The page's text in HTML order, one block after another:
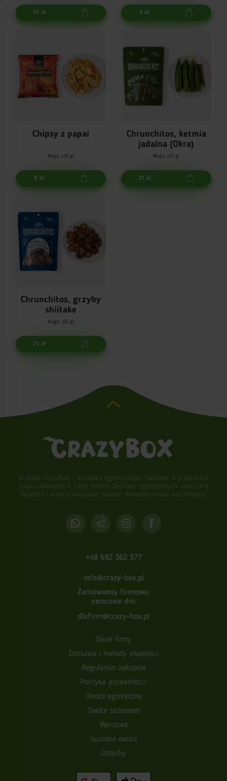
31 zł 5 zł
Chipsy z papai
Waga: (40 g)
9 zł
Chrunchitos, ketmia
jadalna (Okra)
Waga: (45 g)
21 zł
Chrunchitos, grzyby
shiitake
Waga: (60 g)
21 zł
© 2026 CrazyBox - dostawa egzotycznych owoców w pudełkach
podarunkowych w całej Polsce! Zestawy egzotycznych owoców z
Tajlandii i innych zakątków świata! Wszelkie prawa zastrzeżone.
+48 692 362 377
info@crazy-box.pl
Zamówienia firmowe,
owocowe dni:
dlafirm@crazy-box.pl
Dane firmy
Dostawa i metody płatności
Regulamin zakupów
Polityka prywatności
Owoce egzotyczne
Owoce sezonowe
Warzywa
Suszone owoce
Orzechy